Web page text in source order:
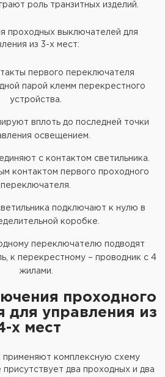
роль транзитных изделий.
проходных выключателей для
из 3-х мест:
первого переключателя
парой клемм перекрестного
устройства.
вплоть до последней точки
освещением.
с контактом светильника.
контактом первого проходного
переключателя.
подключают к нулю в
коробке.
переключателю подводят
к перекрестному – проводник с 4
жилами.
проходного
для управления из
х мест
применяют комплексную схему
два проходных и два